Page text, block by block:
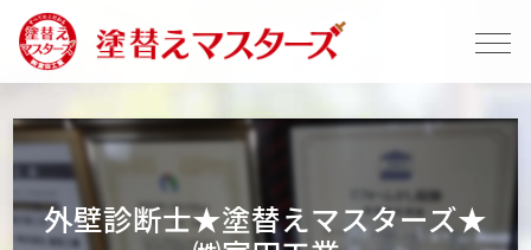
外壁診断士★塗替えマスターズ★